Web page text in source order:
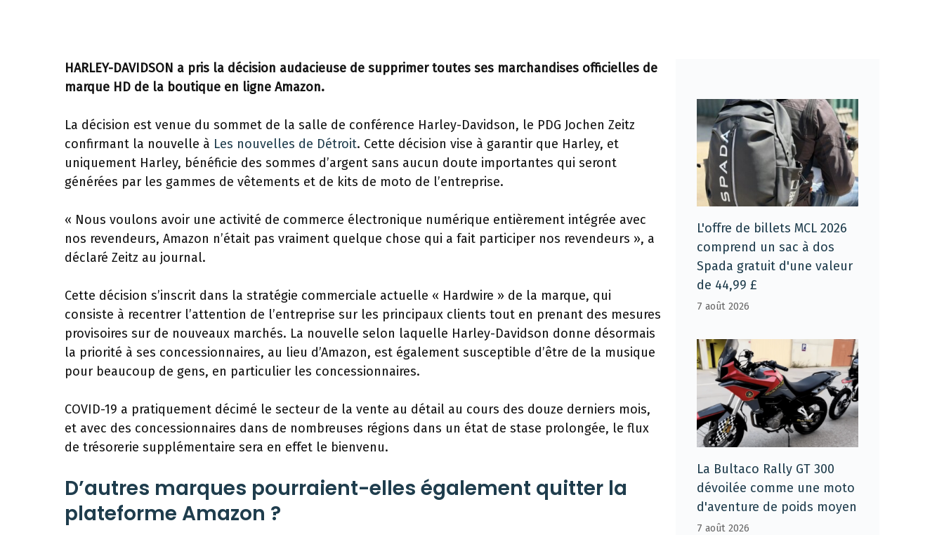
HARLEY-DAVIDSON a pris la décision audacieuse de supprimer toutes ses marchandises officielles de
marque HD de la boutique en ligne Amazon.
La décision est venue du sommet de la salle de conférence Harley-Davidson, le PDG Jochen Zeitz
confirmant la nouvelle à Les nouvelles de Détroit. Cette décision vise à garantir que Harley, et
uniquement Harley, bénéficie des sommes d’argent sans aucun doute importantes qui seront
générées par les gammes de vêtements et de kits de moto de l’entreprise.
« Nous voulons avoir une activité de commerce électronique numérique entièrement intégrée avec
nos revendeurs, Amazon n’était pas vraiment quelque chose qui a fait participer nos revendeurs », a
déclaré Zeitz au journal.
Cette décision s’inscrit dans la stratégie commerciale actuelle « Hardwire » de la marque, qui
consiste à recentrer l’attention de l’entreprise sur les principaux clients tout en prenant des mesures
provisoires sur de nouveaux marchés. La nouvelle selon laquelle Harley-Davidson donne désormais
la priorité à ses concessionnaires, au lieu d’Amazon, est également susceptible d’être de la musique
pour beaucoup de gens, en particulier les concessionnaires.
COVID-19 a pratiquement décimé le secteur de la vente au détail au cours des douze derniers mois,
et avec des concessionnaires dans de nombreuses régions dans un état de stase prolongée, le flux
de trésorerie supplémentaire sera en effet le bienvenu.
D’autres marques pourraient-elles également quitter la
plateforme Amazon ?
L'offre de billets MCL 2026
comprend un sac à dos
Spada gratuit d'une valeur
de 44,99 £
7 août 2026
La Bultaco Rally GT 300
dévoilée comme une moto
d'aventure de poids moyen
7 août 2026